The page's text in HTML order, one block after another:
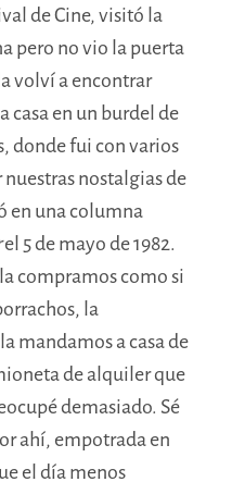
de Cine, visitó la
pero no vio la puerta
volví a encontrar
casa en un burdel de
donde fui con varios
nostalgias de
en una columna
el 5 de mayo de 1982.
compramos como si
la
mandamos a casa de
de alquiler que
demasiado. Sé
ahí, empotrada en
el día menos